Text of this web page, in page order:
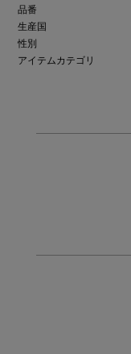
品番
生産国
性別
アイテムカテゴリ